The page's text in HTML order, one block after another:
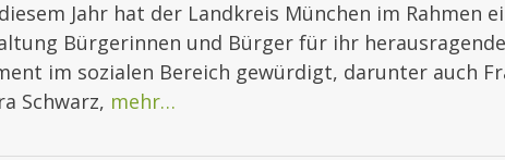
Jahr hat der Landkreis München im Rahmen
Bürgerinnen und Bürger für ihr
im sozialen Bereich gewürdigt, darunter auch
Schwarz, mehr…